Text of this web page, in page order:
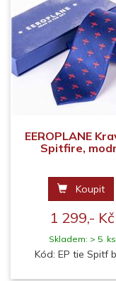
EEROPLANE
Spitfire,
Koupit
1 299,- Kč
Skladem: > 5 ks
Kód: EP tie Spitf